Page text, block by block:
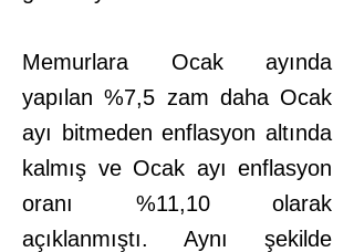
Memurlara Ocak ayında
yapılan %7,5 zam daha Ocak
ayı bitmeden enflasyon altında
kalmış ve Ocak ayı enflasyon
oranı %11,10 olarak
açıklanmıştı. Aynı şekilde